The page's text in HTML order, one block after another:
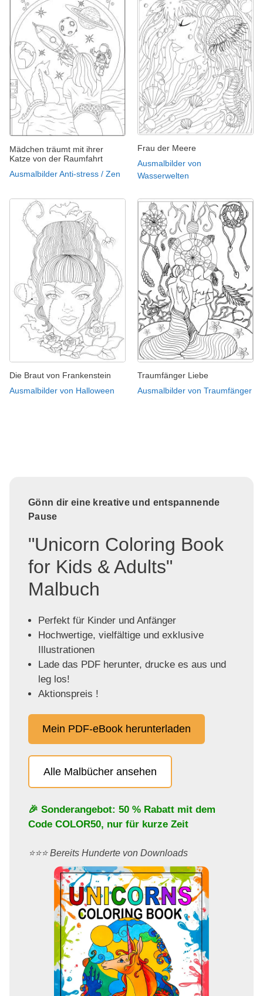
Mädchen träumt mit ihrer
Katze von der Raumfahrt
Ausmalbilder Anti-stress / Zen
Frau der Meere
Ausmalbilder von
Wasserwelten
Die Braut von Frankenstein
Ausmalbilder von Halloween
Traumfänger Liebe
Ausmalbilder von Traumfänger
Gönn dir eine kreative und entspannende
Pause
"Unicorn Coloring Book
for Kids & Adults"
Malbuch
Perfekt für Kinder und Anfänger
Hochwertige, vielfältige und exklusive
Illustrationen
Lade das PDF herunter, drucke es aus und
leg los!
Aktionspreis !
Mein PDF-eBook herunterladen
Alle Malbücher ansehen
🎉 Sonderangebot: 50 % Rabatt mit dem
Code COLOR50, nur für kurze Zeit
⭐️⭐️⭐️ Bereits Hunderte von Downloads